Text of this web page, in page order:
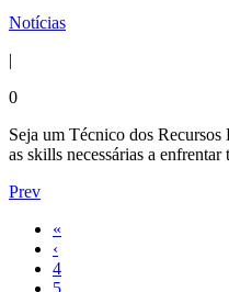
Notícias
|
0
Seja um Técnico dos
as skills necessárias a
Prev
«
‹
4